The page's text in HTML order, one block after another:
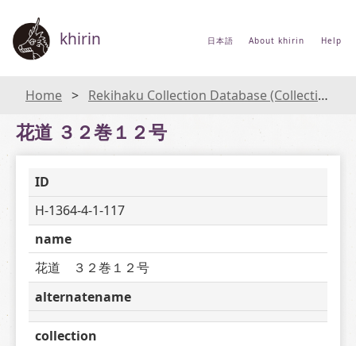
khirin 日本語 About khirin Help
Home Rekihaku Collection Database (Collections Database of the National Museum of Japanese History)
花道 ３２巻１２号
ID
H-1364-4-1-117
name
花道　３２巻１２号
alternatename
collection